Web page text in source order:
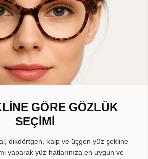
GÖRE GÖZLÜK
SEÇİMİ
dikdörtgen, kalp ve üçgen yüz şekline
yaparak yüz hatlarınıza en uygun ve